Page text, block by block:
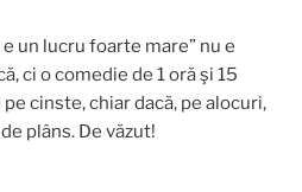
un lucru foarte mare” nu e
ci o comedie de 1 oră şi 15
cinste, chiar dacă, pe alocuri,
plâns. De văzut!